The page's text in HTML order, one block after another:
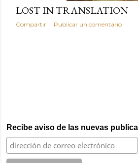
LOST IN TRANSLATION
Compartir Publicar un comentario
Recibe aviso de las nuevas